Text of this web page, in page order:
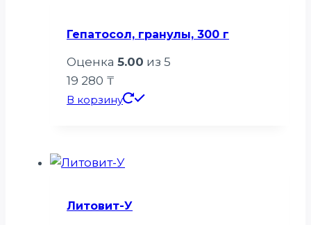
Гепатосол, гранулы, 300 г
Оценка 5.00 из 5
19 280 ₸
В корзину
Литовит-У